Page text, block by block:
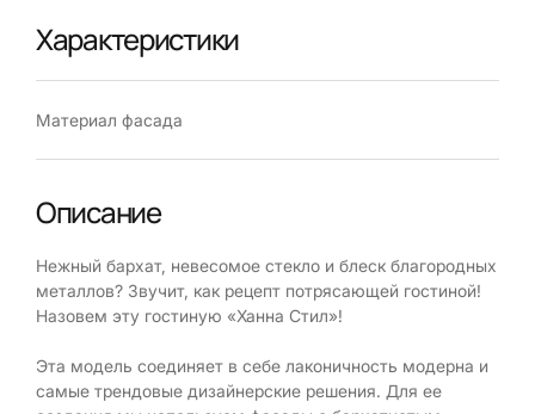
Характеристики
Материал фасада
Описание
Нежный бархат, невесомое стекло и блеск благородных
металлов? Звучит, как рецепт потрясающей гостиной!
Назовем эту гостиную «Ханна Стил»!
Эта модель соединяет в себе лаконичность модерна и
самые трендовые дизайнерские решения. Для ее